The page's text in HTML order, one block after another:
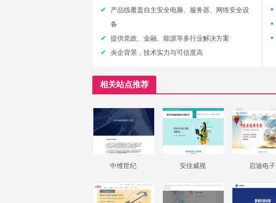
产品线覆盖自主安全电脑、服务器、网络安全设
备
提供党政、金融、能源等多行业解决方案
央企背景，技术实力与可信度高
相关站点推荐
中维世纪 安佳威视 启迪电子